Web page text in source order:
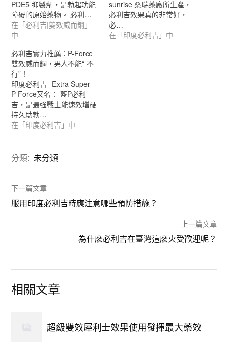
PDE5 抑製劑，是勃起功能
障礙的原始藥物。 必利…
在「必利吉|雙效威而鋼」
中
sunrise 桑瑞藥廠所生產，
必利吉效果真的非常好，
必…
在「印度必利吉」中
必利吉實力推薦：P-Force
雙效威而鋼，男人不能“ 不
行”！
印度必利吉--Extra Super
P-Force又名： 藍P必利
吉，是最強戰士能速效增硬
持久助勃…
在「印度必利吉」中
分類: 未分類
下一篇文章
服用印度必利吉時應注意哪些預防措施？
上一篇文章
為什麽必利吉在臺灣這麽火受歡迎呢？
相關文章
超級雙效犀利士效果使用發揮最大藥效